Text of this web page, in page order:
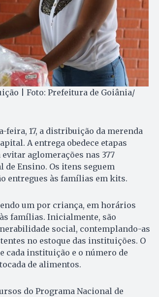
| Foto: Prefeitura de Goiânia/
17, a distribuição da merenda
A entrega obedece etapas
aglomerações nas 377
Ensino. Os itens seguem
entregues às famílias em kits.
um por criança, em horários
famílias. Inicialmente, são
social, contemplando-as
no estoque das instituições. O
cada instituição e o número de
de alimentos.
do Programa Nacional de